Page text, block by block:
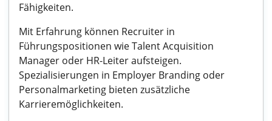
Fähigkeiten.
Mit Erfahrung können Recruiter in
Führungspositionen wie Talent Acquisition
Manager oder HR-Leiter aufsteigen.
Spezialisierungen in Employer Branding oder
Personalmarketing bieten zusätzliche
Karrieremöglichkeiten.